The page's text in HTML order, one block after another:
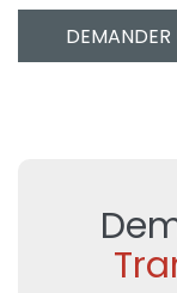
DEMANDER